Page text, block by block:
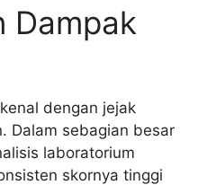
Dampak
dengan jejak
Dalam sebagian besar
laboratorium
skornya tinggi